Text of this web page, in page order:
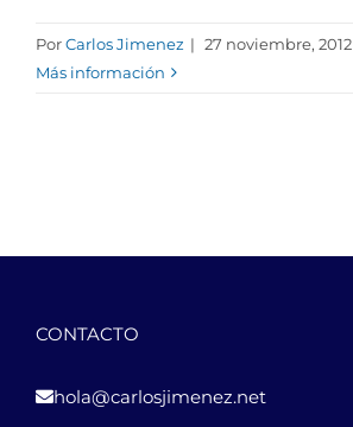
PorCarlos Jimenez | 27 noviembre, 2012
Más información
CONTACTO
hola@carlosjimenez.net